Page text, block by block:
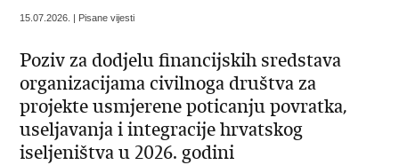
15.07.2026. | Pisane vijesti
Poziv za dodjelu financijskih sredstava
organizacijama civilnoga društva za
projekte usmjerene poticanju povratka,
useljavanja i integracije hrvatskog
iseljeništva u 2026. godini